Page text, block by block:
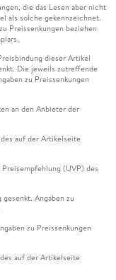
die das Lesen aber nicht
als solche gekennzeichnet.
Preissenkungen beziehen
dieser Artikel
Die jeweils zutreffende
zu Preissenkungen
an den Anbieter der
auf der Artikelseite
(UVP) des
Angaben zu
zu Preissenkungen
auf der Artikelseite